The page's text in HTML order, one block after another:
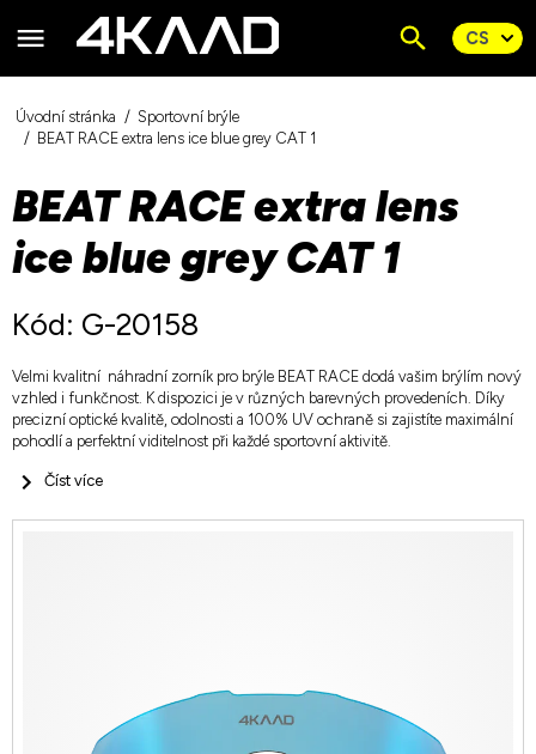
Úvodní stránka
Sportovní brýle
BEAT RACE extra lens ice blue grey CAT 1
BEAT RACE extra lens
ice blue grey CAT 1
Kód: G-20158
Velmi kvalitní náhradní zorník pro brýle BEAT RACE dodá vašim brýlím nový
vzhled i funkčnost. K dispozici je v různých barevných provedeních. Díky
precizní optické kvalitě, odolnosti a 100% UV ochraně si zajistíte maximální
pohodlí a perfektní viditelnost při každé sportovní aktivitě.
Číst více